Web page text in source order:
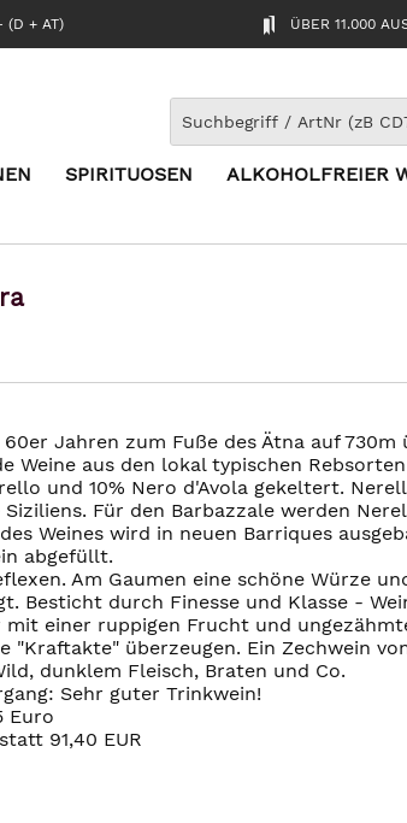
(D + AT) ÜBER 11.000
SPIRITUOSEN ALKOHOLFREIER
Jahren zum Fuße des Ätna auf 730m
Weine aus den lokal typischen
und 10% Nero d'Avola gekeltert.
Für den Barbazzale werden
Weines wird in neuen Barriques
abgefüllt.
Am Gaumen eine schöne Würze
Besticht durch Finesse und Klasse -
einer ruppigen Frucht und
"Kraftakte" überzeugen. Ein Zechwein
dunklem Fleisch, Braten und Co.
Sehr guter Trinkwein!
Euro
91,40 EUR